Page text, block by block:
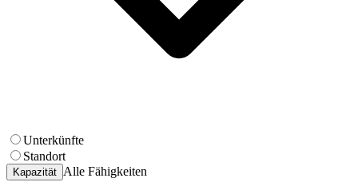
Unterkünfte
Standort
Kapazität Alle Fähigkeiten